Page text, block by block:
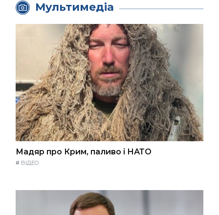
Мультимедіа
Мадяр про Крим, паливо і НАТО
# ВІДЕО